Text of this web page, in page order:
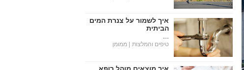
איך לשמור על צנרת המים
הביתית
טיפים והמלצות | ממומן